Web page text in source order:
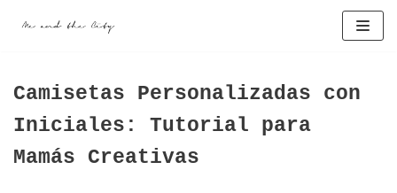
contenido
Camisetas Personalizadas con
Iniciales: Tutorial para
Mamás Creativas